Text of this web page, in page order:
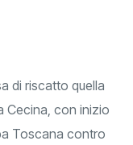
di riscatto quella
Cecina, con inizio
Toscana contro